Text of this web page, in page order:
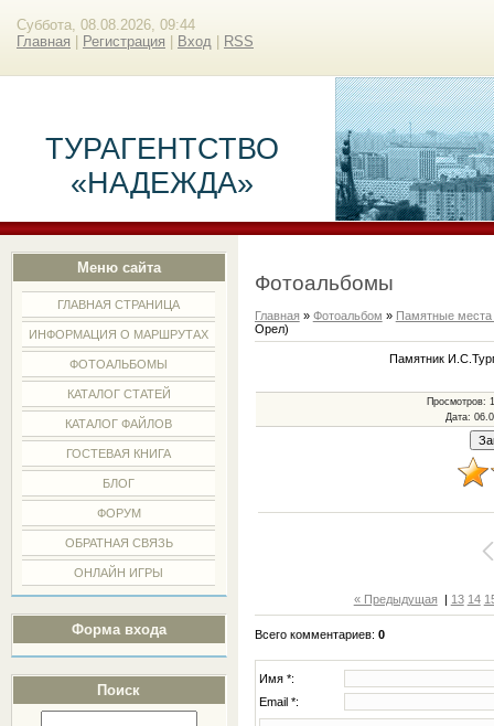
Суббота, 08.08.2026, 09:44
Главная
Регистрация Вход RSS
ТУРАГЕНТСТВО
«НАДЕЖДА»
Меню сайта
ГЛАВНАЯ СТРАНИЦА
ИНФОРМАЦИЯ О МАРШРУТАХ
ФОТОАЛЬБОМЫ
КАТАЛОГ СТАТЕЙ
КАТАЛОГ ФАЙЛОВ
ГОСТЕВАЯ КНИГА
БЛОГ
ФОРУМ
ОБРАТНАЯ СВЯЗЬ
ОНЛАЙН ИГРЫ
Форма входа
Поиск
Фотоальбомы
Главная » Фотоальбом » Памятные
Орел)
Памятник
Просмотров:
Дата:
« Предыдущая | 13 14
Всего комментариев: 0
Имя *:
Email *: